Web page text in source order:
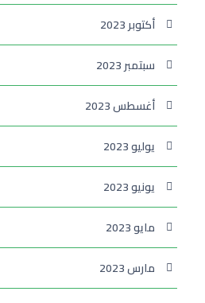
أكتوبر 2023
سبتمبر 2023
أغسطس 2023
يوليو 2023
يونيو 2023
مايو 2023
مارس 2023